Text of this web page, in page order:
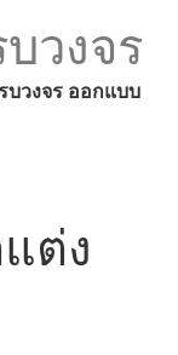
วงจร
บวงจร ออกแบบ
ต่ง